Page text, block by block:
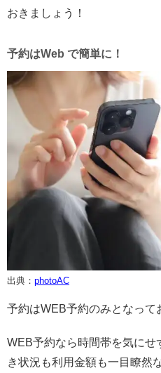
おきましょう！
予約はWeb で簡単に！
出典： photoAC
予約はWEB予約のみとなって
WEB予約なら時間帯を気にせ
き状況も利用金額も一目瞭然